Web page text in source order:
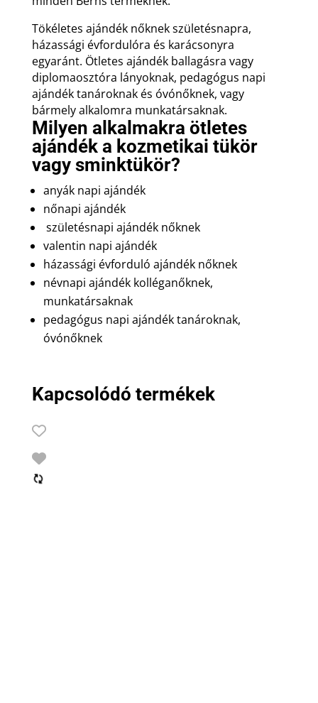
Tökéletes ajándék nőknek születésnapra,
házassági évfordulóra és karácsonyra
egyaránt. Ötletes ajándék ballagásra vagy
diplomaosztóra lányoknak, pedagógus napi
ajándék tanároknak és óvónőknek, vagy
bármely alkalomra munkatársaknak.
Milyen alkalmakra ötletes
ajándék a kozmetikai tükör
vagy sminktükör?
anyák napi ajándék
nőnapi ajándék
születésnapi ajándék nőknek
valentin napi ajándék
házassági évforduló ajándék nőknek
névnapi ajándék kolléganőknek,
munkatársaknak
pedagógus napi ajándék tanároknak,
óvónőknek
Kapcsolódó termékek